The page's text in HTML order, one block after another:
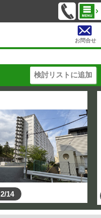
お問合せ
検討リストに追加
2/14